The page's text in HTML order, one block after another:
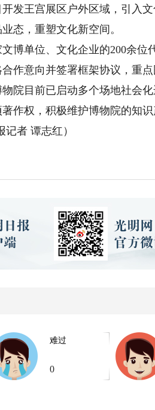
发王宫展区户外区域，引入
态，重塑文化新空间。
单位、文化企业的200余位
作意向并签署框架协议，重
目前已启动多个场地社会化
作权，积极维护博物院的知
者 谭志红）
难过
0